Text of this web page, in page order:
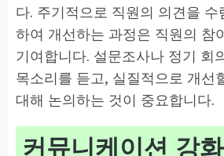
다. 주기적으로 직원의 의견을 수
하여 개선하는 과정은 직원의 참
기여합니다. 설문조사나 정기 회
목소리를 듣고, 실질적으로 개선
대해 논의하는 것이 중요합니다.
커뮤니케이션 강화